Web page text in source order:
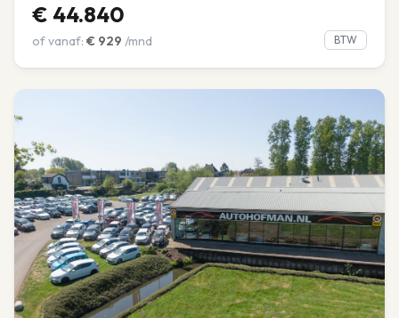
€ 44.840
of vanaf: € 929 /mnd BTW